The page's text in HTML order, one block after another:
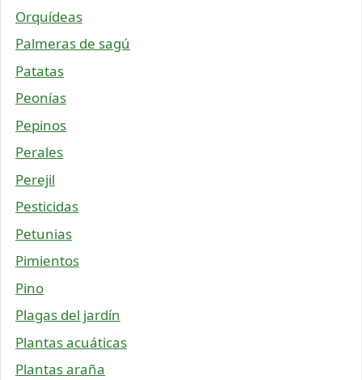
Orquídeas
Palmeras de sagú
Patatas
Peonías
Pepinos
Perales
Perejil
Pesticidas
Petunias
Pimientos
Pino
Plagas del jardín
Plantas acuáticas
Plantas araña